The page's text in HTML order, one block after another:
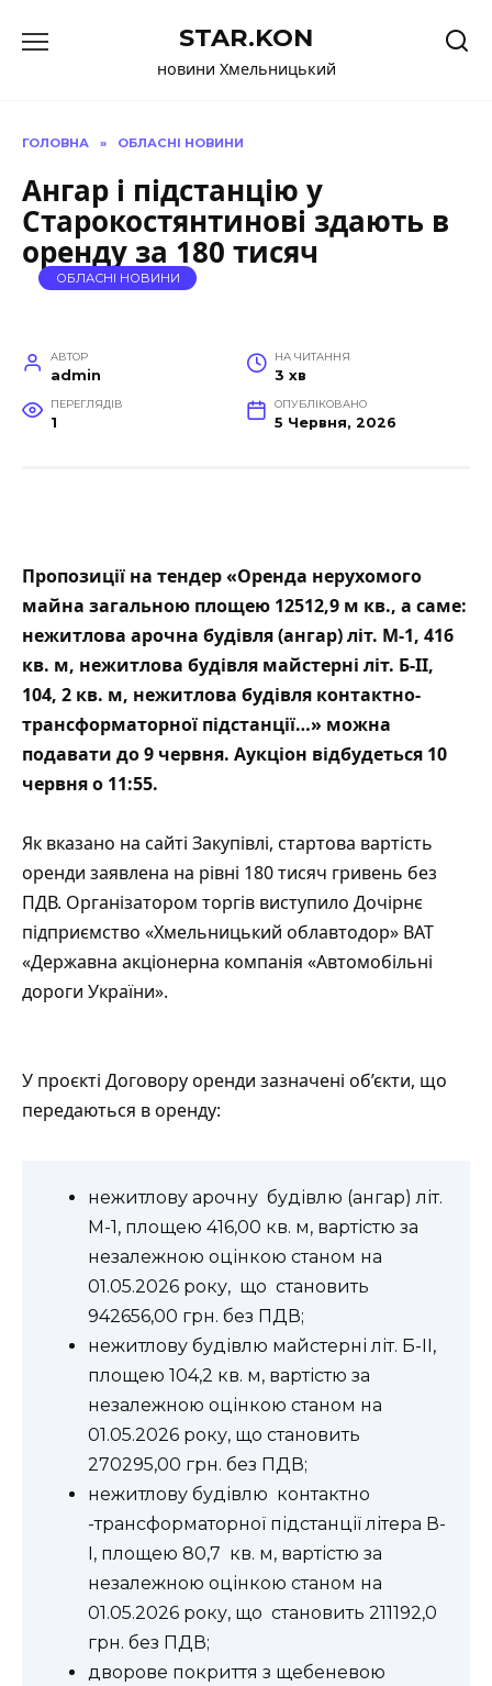
до
STAR.KON
новини Хмельницький
ГОЛОВНА » ОБЛАСНІ НОВИНИ
Ангар і підстанцію у
Старокостянтинові здають в
оренду за 180 тисяч
ОБЛАСНІ НОВИНИ
АВТОР
admin
НА ЧИТАННЯ
3 хв
ПЕРЕГЛЯДІВ
1
ОПУБЛІКОВАНО
5 Червня, 2026
Пропозиції на тендер «Оренда нерухомого
майна загальною площею 12512,9 м кв., а саме:
нежитлова арочна будівля (ангар) літ. М-1, 416
кв. м, нежитлова будівля майстерні літ. Б-II,
104, 2 кв. м, нежитлова будівля контактно-
трансформаторної підстанції…» можна
подавати до 9 червня. Аукціон відбудеться 10
червня о 11:55.
Як вказано на сайті Закупівлі, стартова вартість
оренди заявлена на рівні 180 тисяч гривень без
ПДВ. Організатором торгів виступило Дочірнє
підприємство «Хмельницький облавтодор» ВАТ
«Державна акціонерна компанія «Автомобільні
дороги України».
У проєкті Договору оренди зазначені об’єкти, що
передаються в оренду:
нежитлову арочну будівлю (ангар) літ.
М-1, площею 416,00 кв. м, вартістю за
незалежною оцінкою станом на
01.05.2026 року, що становить
942656,00 грн. без ПДВ;
нежитлову будівлю майстерні літ. Б-ІІ,
площею 104,2 кв. м, вартістю за
незалежною оцінкою станом на
01.05.2026 року, що становить
270295,00 грн. без ПДВ;
нежитлову будівлю контактно
-трансформаторної підстанції літера В-
І, площею 80,7 кв. м, вартістю за
незалежною оцінкою станом на
01.05.2026 року, що становить 211192,0
грн. без ПДВ;
дворове покриття з щебеневою